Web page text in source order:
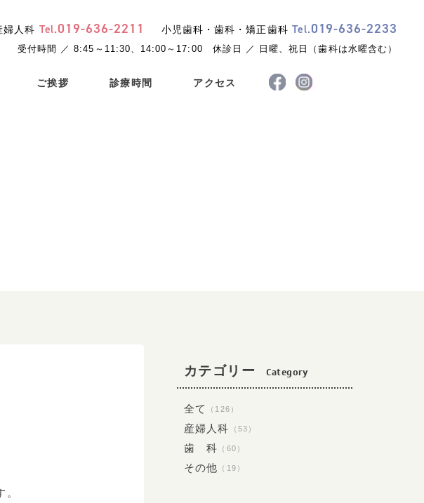
歯科・歯科・
矯正歯科
ご挨拶 診療時間 アクセス
婦人科 Tel.019-636-2211 小児歯科・歯科・矯正歯科 Tel.019-636-2233
受付時間 ／ 8:45～11:30、14:00～17:00 休診日 ／ 日曜、祝日（歯科は水曜含む）
。
カテゴリー Category
全て （126）
産婦人科 （53）
歯 科 （60）
その他 （19）